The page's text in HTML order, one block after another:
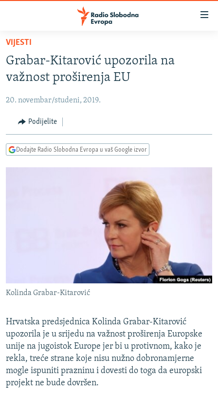
Pređite
glavni
sadržaj
na
navigaciju
Pređite
na
VIJESTI
BOSNA I HERCEGOVINA
KOSOVO
CRNA GORA
VIDEO
PODCASTI
POPLAVE I KLIZIŠTA U BIH 2024.
TV LIBERTY
POST SCRIPTUM
MOJA EVROPA
TRI DECENIJE OD RATA U BIH
PRATITE NAS
Sve RFE/RL stranice
VIJESTI
Grabar-Kitarović upozorila na
važnost proširenja EU
20. novembar/studeni, 2019.
Podijelite
Dodajte Radio Slobodna Evropa u vaš Google izvor
Kolinda Grabar-Kitarović
Hrvatska predsjednica Kolinda Grabar-Kitarović
upozorila je u srijedu na važnost proširenja Europske
unije na jugoistok Europe jer bi u protivnom, kako je
rekla, treće strane koje nisu nužno dobronamjerne
mogle ispuniti prazninu i dovesti do toga da europski
projekt ne bude dovršen.